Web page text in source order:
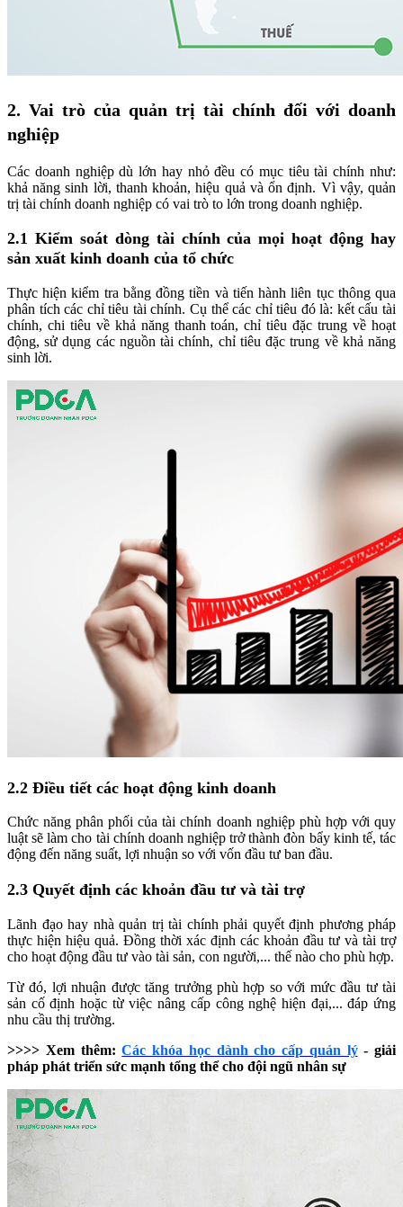
2. Vai trò của quản trị tài chính đối với doanh
nghiệp
Các doanh nghiệp dù lớn hay nhỏ đều có mục tiêu tài chính như:
khả năng sinh lời, thanh khoản, hiệu quả và ổn định. Vì vậy, quản
trị tài chính doanh nghiệp có vai trò to lớn trong doanh nghiệp.
2.1 Kiểm soát dòng tài chính của mọi hoạt động hay
sản xuất kinh doanh của tổ chức
Thực hiện kiểm tra bằng đồng tiền và tiến hành liên tục thông qua
phân tích các chỉ tiêu tài chính. Cụ thể các chỉ tiêu đó là: kết cấu tài
chính, chi tiêu về khả năng thanh toán, chỉ tiêu đặc trung về hoạt
động, sử dụng các nguồn tài chính, chỉ tiêu đặc trung về khả năng
sinh lời.
2.2 Điều tiết các hoạt động kinh doanh
Chức năng phân phối của tài chính doanh nghiệp phù hợp với quy
luật sẽ làm cho tài chính doanh nghiệp trở thành đòn bẩy kinh tế, tác
động đến năng suất, lợi nhuận so với vốn đầu tư ban đầu.
2.3 Quyết định các khoản đầu tư và tài trợ
Lãnh đạo hay nhà quản trị tài chính phải quyết định phương pháp
thực hiện hiệu quả. Đồng thời xác định các khoản đầu tư và tài trợ
cho hoạt động đầu tư vào tài sản, con người,... thế nào cho phù hợp.
Từ đó, lợi nhuận được tăng trưởng phù hợp so với mức đầu tư tài
sản cố định hoặc từ việc nâng cấp công nghệ hiện đại,... đáp ứng
nhu cầu thị trường.
>>>> Xem thêm:Các khóa học dành cho cấp quản lý- giải
pháp phát triển sức mạnh tổng thể cho đội ngũ nhân sự